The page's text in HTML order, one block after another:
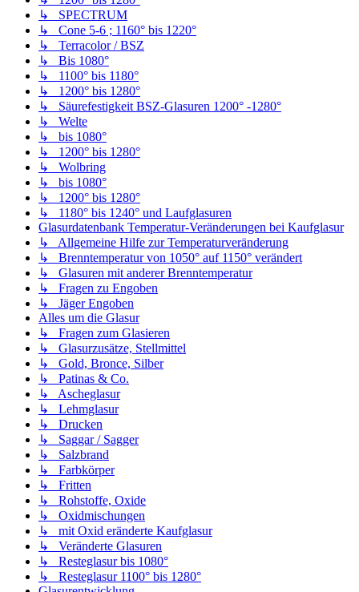
↳ SPECTRUM
↳ Cone 5-6 ; 1160° bis 1220°
↳ Terracolor / BSZ
↳ Bis 1080°
↳ 1100° bis 1180°
↳ 1200° bis 1280°
↳ Säurefestigkeit BSZ-Glasuren 1200° -1280°
↳ Welte
↳ bis 1080°
↳ 1200° bis 1280°
↳ Wolbring
↳ bis 1080°
↳ 1200° bis 1280°
↳ 1180° bis 1240° und Laufglasuren
Glasurdatenbank Temperatur-Veränderungen bei Kaufglasur
↳ Allgemeine Hilfe zur Temperaturveränderung
↳ Brenntemperatur von 1050° auf 1150° verändert
↳ Glasuren mit anderer Brenntemperatur
↳ Fragen zu Engoben
↳ Jäger Engoben
Alles um die Glasur
↳ Fragen zum Glasieren
↳ Glasurzusätze, Stellmittel
↳ Gold, Bronce, Silber
↳ Patinas & Co.
↳ Ascheglasur
↳ Lehmglasur
↳ Drucken
↳ Saggar / Sagger
↳ Salzbrand
↳ Farbkörper
↳ Fritten
↳ Rohstoffe, Oxide
↳ Oxidmischungen
↳ mit Oxid eränderte Kaufglasur
↳ Veränderte Glasuren
↳ Resteglasur bis 1080°
↳ Resteglasur 1100° bis 1280°